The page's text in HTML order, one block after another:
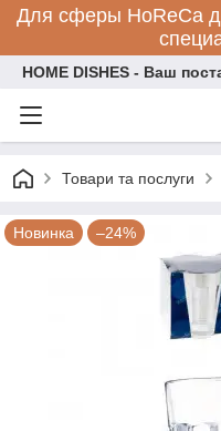
Для сферы HoReCa
HOME DISHES - Ваш
Товари та послуги
Новинка –24%